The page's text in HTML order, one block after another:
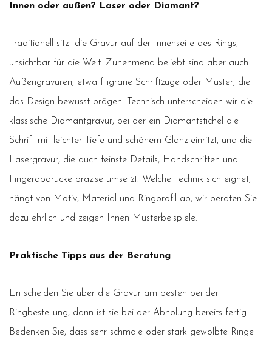
Innen oder außen? Laser oder Diamant?
Traditionell sitzt die Gravur auf der Innenseite des Rings,
unsichtbar für die Welt. Zunehmend beliebt sind aber auch
Außengravuren, etwa filigrane Schriftzüge oder Muster, die
das Design bewusst prägen. Technisch unterscheiden wir die
klassische Diamantgravur, bei der ein Diamantstichel die
Schrift mit leichter Tiefe und schönem Glanz einritzt, und die
Lasergravur, die auch feinste Details, Handschriften und
Fingerabdrücke präzise umsetzt. Welche Technik sich eignet,
hängt von Motiv, Material und Ringprofil ab, wir beraten Sie
dazu ehrlich und zeigen Ihnen Musterbeispiele.
Praktische Tipps aus der Beratung
Entscheiden Sie über die Gravur am besten bei der
Ringbestellung, dann ist sie bei der Abholung bereits fertig.
Bedenken Sie, dass sehr schmale oder stark gewölbte Ringe